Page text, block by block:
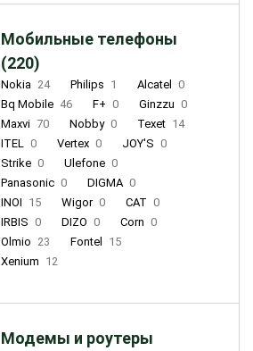
Мобильные телефоны
(220)
Nokia 24 Philips 1 Alcatel
0
Bq Mobile 46 F+ 0 Ginzzu 0
Maxvi 70 Nobby 0 Texet 14
ITEL 0 Vertex 0 JOY'S 0
Strike 0 Ulefone 0
Panasonic 0 DIGMA 0
INOI 15 Wigor 0 CAT 0
IRBIS 0 DIZO 0 Corn 0
Olmio 23 Fontel
15
Xenium 12
Модемы и роутеры